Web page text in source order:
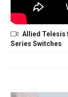
Allied Telesis
Series Switches